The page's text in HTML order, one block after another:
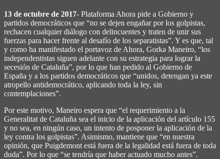
13 de octubre de 2017- Plataforma Ahora pide a Gobierno y
partidos democráticos que “no se dejen engañar por los golpistas,
rechacen cualquier diálogo con delincuentes y traten de unir sus
fuerzas para hacer frente al desafío de los separatistas”. Y es que, tal
y como ha manifestado el portavoz de Ahora, Gorka Maneiro, “los
independentistas siguen adelante con su estrategia para lograr la
secesión de Cataluña”, por lo que han pedido al Gobierno de
España y a los partidos democráticos que “unidos, detengan ya este
atropello antidemocrático, aplicando toda la ley, sin
contemplaciones”.
Por este motivo, Maneiro espera que “el requerimiento a la
Generalitat de Cataluña sea el inicio de la aplicación del artículo 155
y no sea, en ningún caso, un intento de posponer la aplicación de la
ley contra los golpistas”. Asimismo, mantiene que “en nuestra
opinión, que Puigdemont está fuera de la legalidad está fuera de toda
duda”. Por lo que “se tendría que haber actuado mucho antes”.